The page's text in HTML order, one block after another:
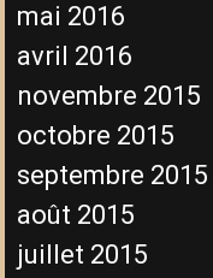
mai 2016
avril 2016
novembre 2015
octobre 2015
septembre 2015
août 2015
juillet 2015